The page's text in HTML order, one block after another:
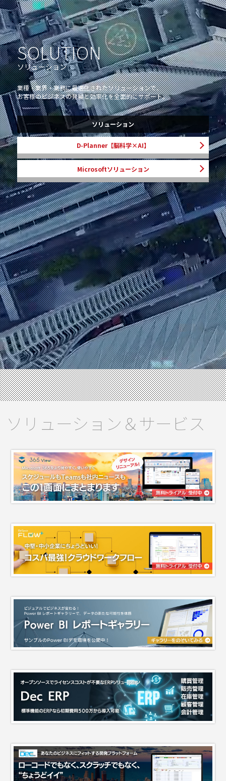
SOLUTION
ソリューション
業種・業界・業務に最適化されたソリューションで、
お客様のビジネスの発展と効率化を全面的にサポート。
ソリューション
D-Planner【脳科学×AI】
Microsoftソリューション
ソリューション＆サービス